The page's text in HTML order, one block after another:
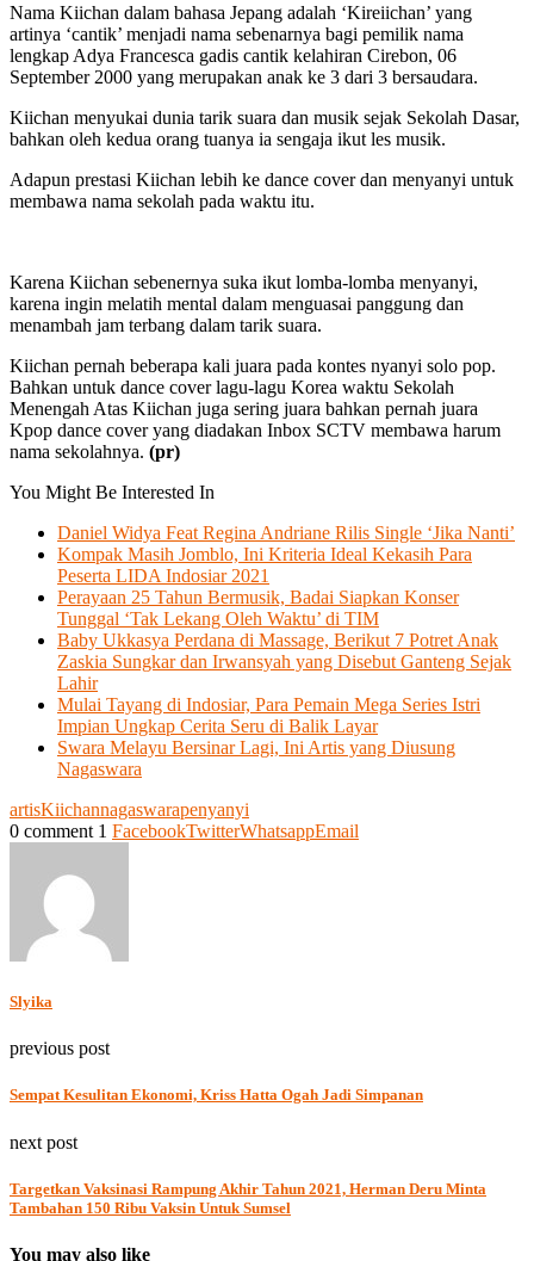
Nama Kiichan dalam bahasa Jepang adalah ‘Kireiichan’ yang
artinya ‘cantik’ menjadi nama sebenarnya bagi pemilik nama
lengkap Adya Francesca gadis cantik kelahiran Cirebon, 06
September 2000 yang merupakan anak ke 3 dari 3 bersaudara.
Kiichan menyukai dunia tarik suara dan musik sejak Sekolah Dasar,
bahkan oleh kedua orang tuanya ia sengaja ikut les musik.
Adapun prestasi Kiichan lebih ke dance cover dan menyanyi untuk
membawa nama sekolah pada waktu itu.
Karena Kiichan sebenernya suka ikut lomba-lomba menyanyi,
karena ingin melatih mental dalam menguasai panggung dan
menambah jam terbang dalam tarik suara.
Kiichan pernah beberapa kali juara pada kontes nyanyi solo pop.
Bahkan untuk dance cover lagu-lagu Korea waktu Sekolah
Menengah Atas Kiichan juga sering juara bahkan pernah juara
Kpop dance cover yang diadakan Inbox SCTV membawa harum
nama sekolahnya. (pr)
You Might Be Interested In
Daniel Widya Feat Regina Andriane Rilis Single ‘Jika Nanti’
Kompak Masih Jomblo, Ini Kriteria Ideal Kekasih Para
Peserta LIDA Indosiar 2021
Perayaan 25 Tahun Bermusik, Badai Siapkan Konser
Tunggal ‘Tak Lekang Oleh Waktu’ di TIM
Baby Ukkasya Perdana di Massage, Berikut 7 Potret Anak
Zaskia Sungkar dan Irwansyah yang Disebut Ganteng Sejak
Lahir
Mulai Tayang di Indosiar, Para Pemain Mega Series Istri
Impian Ungkap Cerita Seru di Balik Layar
Swara Melayu Bersinar Lagi, Ini Artis yang Diusung
Nagaswara
artisKiichannagaswarapenyanyi
0 comment 1 FacebookTwitterWhatsappEmail
Slyika
previous post
Sempat Kesulitan Ekonomi, Kriss Hatta Ogah Jadi Simpanan
next post
Targetkan Vaksinasi Rampung Akhir Tahun 2021, Herman Deru Minta
Tambahan 150 Ribu Vaksin Untuk Sumsel
You may also like